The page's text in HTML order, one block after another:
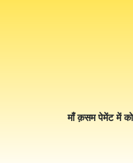
माँ क़सम पेमेंट में